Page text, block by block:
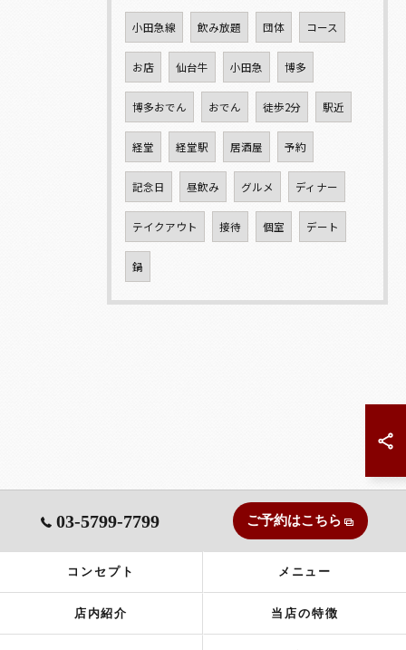
小田急線 飲み放題 団体 コース
お店 仙台牛 小田急 博多
博多おでん おでん 徒歩2分 駅近
経堂 経堂駅 居酒屋 予約
記念日 昼飲み グルメ ディナー
テイクアウト 接待 個室 デート
鍋
03-5799-7799 ご予約はこちら
コンセプト メニュー
店内紹介 当店の特徴